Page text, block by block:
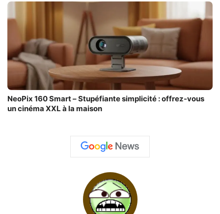
NeoPix 160 Smart – Stupéfiante simplicité : offrez-vous
un cinéma XXL à la maison